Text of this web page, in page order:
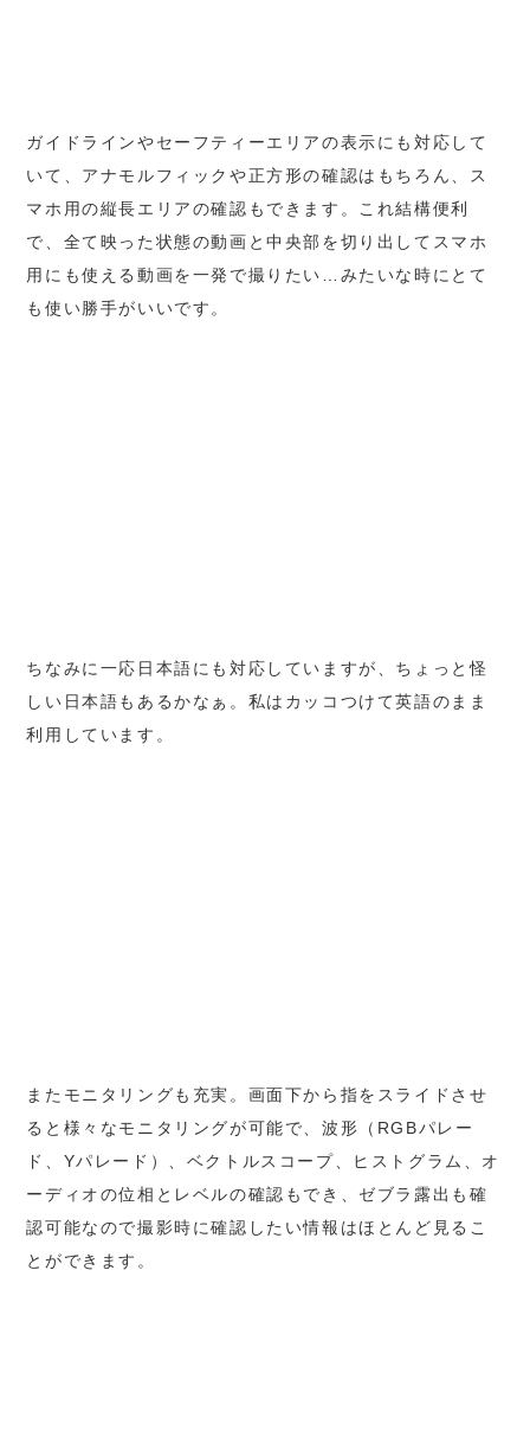
ガイドラインやセーフティーエリアの表示にも対応して
いて、アナモルフィックや正方形の確認はもちろん、ス
マホ用の縦長エリアの確認もできます。これ結構便利
で、全て映った状態の動画と中央部を切り出してスマホ
用にも使える動画を一発で撮りたい…みたいな時にとて
も使い勝手がいいです。
ちなみに一応日本語にも対応していますが、ちょっと怪
しい日本語もあるかなぁ。私はカッコつけて英語のまま
利用しています。
またモニタリングも充実。画面下から指をスライドさせ
ると様々なモニタリングが可能で、波形（RGBパレー
ド、Yパレード）、ベクトルスコープ、ヒストグラム、オ
ーディオの位相とレベルの確認もでき、ゼブラ露出も確
認可能なので撮影時に確認したい情報はほとんど見るこ
とができます。